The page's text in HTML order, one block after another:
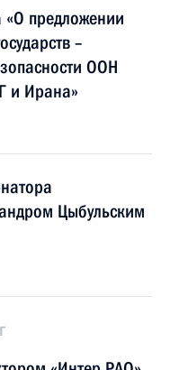
предложении
–
ООН
и Ирана»
Цыбульским